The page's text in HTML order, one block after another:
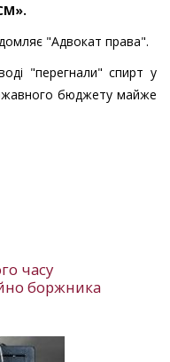
"Адвокат права".
"перегнали" спирт у
бюджету майже
часу
боржника